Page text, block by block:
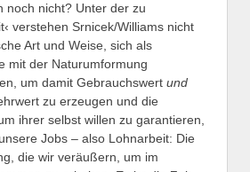
noch nicht? Unter der zu
verstehen Srnicek/Williams nicht
Art und Weise, sich als
mit der Naturumformung
um damit Gebrauchswert und
zu erzeugen und die
ihrer selbst willen zu garantieren,
Jobs – also Lohnarbeit: Die
die wir veräußern, um im